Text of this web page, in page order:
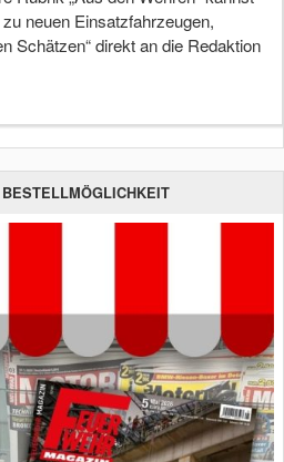
neuen Einsatzfahrzeugen,
Schätzen“ direkt an die Redaktion